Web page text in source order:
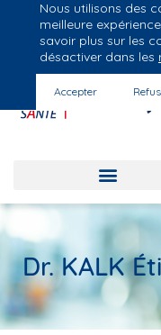
Dr. KALK
Nous utilisons des
meilleure
savoir plus sur les
désactiver dans les
Accepter